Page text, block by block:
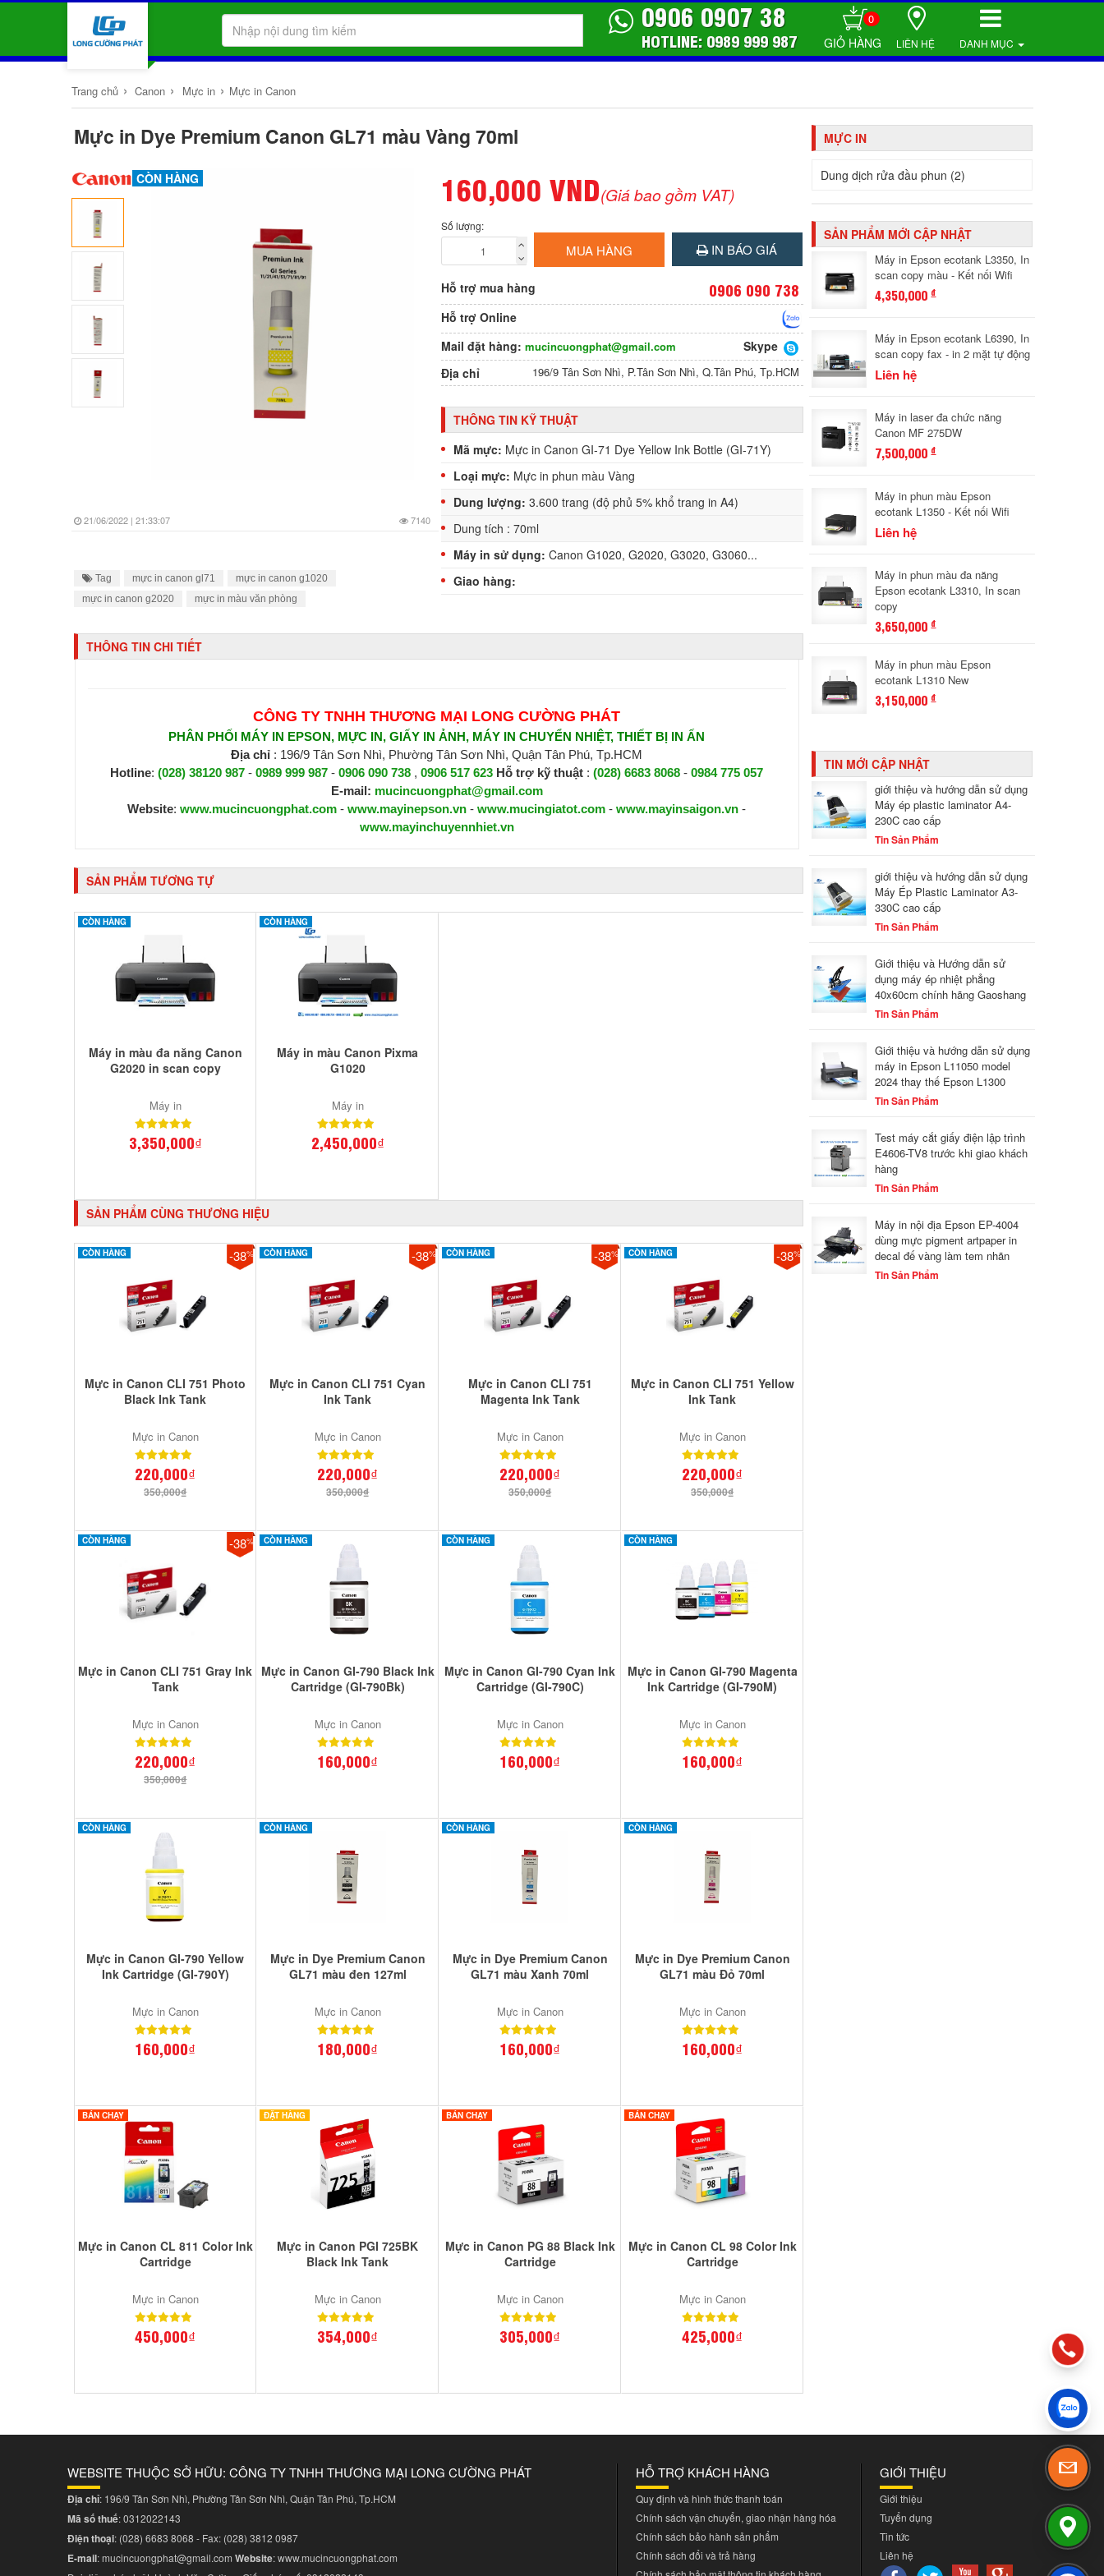
0
DANH MỤC
0906 0907 38
HOTLINE: 0989 999 987 LIÊN HỆ
Trang chủ › Canon › Mực in › Mực in Canon
Mực in Dye Premium Canon GL71 màu Vàng 70ml
CÒN HÀNG
21/06/2022 | 21:33:07 7140
Tag mực in canon gl71
mực in canon g1020
mực in canon g2020
mực in màu văn phòng
160,000 VND(Giá bao gồm VAT)
Số lượng:
MUA HÀNG IN BÁO GIÁ
Hỗ trợ mua hàng 0906 090 738
Hỗ trợ Online
Mail đặt hàng: mucincuongphat@gmail.com
Skype
Địa chỉ
196/9 Tân Sơn Nhì, P.Tân Sơn Nhì, Q.Tân Phú, Tp.HCM
THÔNG TIN KỸ THUẬT
Mã mực: Mực in Canon GI-71 Dye Yellow Ink Bottle (GI-71Y)
Loại mực: Mực in phun màu Vàng
Dung lượng: 3.600 trang (độ phủ 5% khổ trang in A4)
Dung tích : 70ml
Máy in sử dụng: Canon G1020, G2020, G3020, G3060...
Giao hàng:
THÔNG TIN CHI TIẾT
CÔNG TY TNHH THƯƠNG MẠI LONG CƯỜNG PHÁT
PHÂN PHỐI MÁY IN EPSON, MỰC IN, GIẤY IN ẢNH, MÁY IN CHUYỂN NHIỆT, THIẾT BỊ IN ẤN
Địa chỉ : 196/9 Tân Sơn Nhì, Phường Tân Sơn Nhì, Quận Tân Phú, Tp.HCM
Hotline:(028) 38120 987-0989 999 987-0906 090 738 ,0906 517 623 Hỗ trợ kỹ thuật :(028) 6683 8068 -0984 775 057
E-mail: mucincuongphat@gmail.com
Website:www.mucincuongphat.com -www.mayinepson.vn -www.mucingiatot.com -www.mayinsaigon.vn -
www.mayinchuyennhiet.vn
SẢN PHẨM TƯƠNG TỰ
CÒN HÀNG
Máy in màu đa năng Canon
G2020 in scan copy
Máy in
3,350,000₫
CÒN HÀNG
Máy in màu Canon Pixma
G1020
Máy in
2,450,000₫
SẢN PHẨM CÙNG THƯƠNG HIỆU
-38%
CÒN HÀNG
Mực in Canon CLI 751 Photo
Black Ink Tank
Mực in Canon
220,000₫
350,000₫
-38%
CÒN HÀNG
Mực in Canon CLI 751 Cyan
Ink Tank
Mực in Canon
220,000₫
350,000₫
-38%
CÒN HÀNG
Mực in Canon CLI 751
Magenta Ink Tank
Mực in Canon
220,000₫
350,000₫
-38%
CÒN HÀNG
Mực in Canon CLI 751 Yellow
Ink Tank
Mực in Canon
220,000₫
350,000₫
-38%
CÒN HÀNG
Mực in Canon CLI 751 Gray Ink
Tank
Mực in Canon
220,000₫
350,000₫
CÒN HÀNG
Mực in Canon GI-790 Black Ink
Cartridge (GI-790Bk)
Mực in Canon
160,000₫
CÒN HÀNG
Mực in Canon GI-790 Cyan Ink
Cartridge (GI-790C)
Mực in Canon
160,000₫
CÒN HÀNG
Mực in Canon GI-790 Magenta
Ink Cartridge (GI-790M)
Mực in Canon
160,000₫
CÒN HÀNG
Mực in Canon GI-790 Yellow
Ink Cartridge (GI-790Y)
Mực in Canon
160,000₫
CÒN HÀNG
Mực in Dye Premium Canon
GL71 màu đen 127ml
Mực in Canon
180,000₫
CÒN HÀNG
Mực in Dye Premium Canon
GL71 màu Xanh 70ml
Mực in Canon
160,000₫
CÒN HÀNG
Mực in Dye Premium Canon
GL71 màu Đỏ 70ml
Mực in Canon
160,000₫
BÁN CHẠY
Mực in Canon CL 811 Color Ink
Cartridge
Mực in Canon
450,000₫
ĐẶT HÀNG
Mực in Canon PGI 725BK
Black Ink Tank
Mực in Canon
354,000₫
BÁN CHẠY
Mực in Canon PG 88 Black Ink
Cartridge
Mực in Canon
305,000₫
BÁN CHẠY
Mực in Canon CL 98 Color Ink
Cartridge
Mực in Canon
425,000₫
MỰC IN
Dung dịch rửa đầu phun (2)
SẢN PHẨM MỚI CẬP NHẬT
Máy in Epson ecotank L3350, In
scan copy màu - Kết nối Wifi
4,350,000đ
Máy in Epson ecotank L6390, In
scan copy fax - in 2 mặt tự động
Liên hệ
Máy in laser đa chức năng
Canon MF 275DW
7,500,000đ
Máy in phun màu Epson
ecotank L1350 - Kết nối Wifi
Liên hệ
Máy in phun màu đa năng
Epson ecotank L3310, In scan
copy
3,650,000đ
Máy in phun màu Epson
ecotank L1310 New
3,150,000đ
TIN MỚI CẬP NHẬT
giới thiệu và hướng dẫn sử dụng
Máy ép plastic laminator A4-
230C cao cấp
Tin Sản Phẩm
giới thiệu và hướng dẫn sử dụng
Máy Ép Plastic Laminator A3-
330C cao cấp
Tin Sản Phẩm
Giới thiệu và Hướng dẫn sử
dụng máy ép nhiệt phẳng
40x60cm chính hãng Gaoshang
Tin Sản Phẩm
Giới thiệu và hướng dẫn sử dụng
máy in Epson L11050 model
2024 thay thế Epson L1300
Tin Sản Phẩm
Test máy cắt giấy điện lập trình
E4606-TV8 trước khi giao khách
hàng
Tin Sản Phẩm
Máy in nội địa Epson EP-4004
dùng mực pigment artpaper in
decal đế vàng làm tem nhãn
Tin Sản Phẩm
WEBSITE THUỘC SỞ HỮU: CÔNG TY TNHH THƯƠNG MẠI LONG CƯỜNG PHÁT
Địa chỉ: 196/9 Tân Sơn Nhì, Phường Tân Sơn Nhì, Quận Tân Phú, Tp.HCM
Mã số thuế: 0312022143
Điện thoại: (028) 6683 8068 - Fax: (028) 3812 0987
E-mail:mucincuongphat@gmail.com Website:www.mucincuongphat.com
HỖ TRỢ KHÁCH HÀNG
Quy định và hình thức thanh toán
Chính sách vận chuyển, giao nhận hàng hóa
Chính sách bảo hành sản phẩm
Chính sách đổi và trả hàng
GIỚI THIỆU
Giới thiệu
Tuyển dụng
Tin tức
Liên hệ